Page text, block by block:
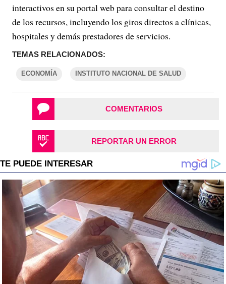
interactivos en su portal web para consultar el destino
de los recursos, incluyendo los giros directos a clínicas,
hospitales y demás prestadores de servicios.
TEMAS RELACIONADOS:
ECONOMÍA INSTITUTO NACIONAL DE SALUD
COMENTARIOS
REPORTAR UN ERROR